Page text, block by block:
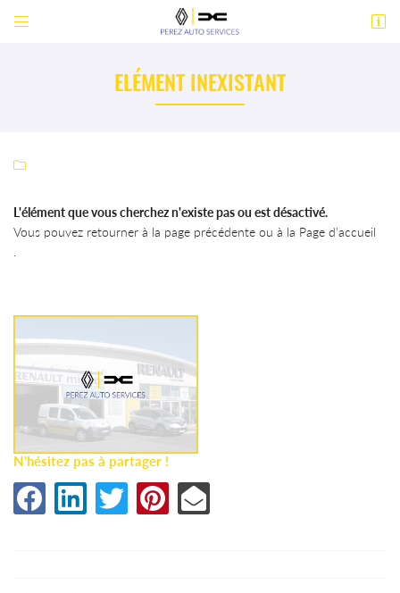
 
INSCRIPTION
ELÉMENT INEXISTANT

L'élément que vous cherchez n'existe pas ou est désactivé.
Vous pouvez retourner à la page précédente ou à la Page d'accueil
N'hésitez pas à partager !